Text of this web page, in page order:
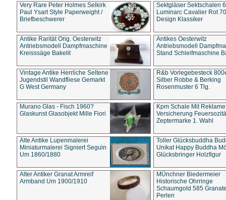
Very Rare Peter Holmes Selkirk
Paul Ysart Style Paperweight /
Briefbeschwerer
Sektgläser Sektschalen
Luminarc Cavalier Rot
Design Klassiker
Antike Rarität Orig. Oesterwitz
Antriebsmodell Dampfmaschine
Kreisssäge Bakelit
Antikes Oesterwitz
Antriebsmodell
Stand Schleifmaschine
Vintage Antike Herrliche Seltene
Jugendstil Wandfliese Gemarkt
G West Germany
R&b Vorlegebesteck
Silber Robbe & Berking
Rosenmuster 6 Tlg.
Murano Glas - Fisch 1960?
Glaskunst Glasobjekt Mille Fiori
Kpm Schale Mit Reklame
Versicherung
Zeptermarke 1. Wahl
Alte Antike Lupenmalerei
Miniaturmalerei Signiert Seguin
Um 1860/1880
Toller Glücksbuddha
Unikat Happy Buddha
Glücksbringer Holzfigur
Alter Antiker Granat Armreif
Armband Um 1900/1910
MÜnchner Biedermeier
Historische Ohrringe
Schaumgold 585
Perlen